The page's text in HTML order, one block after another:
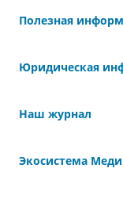
Полезная
Юридическая
Наш журнал
Экосистема